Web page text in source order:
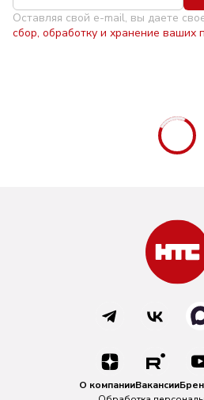
Оставляя свой e-mail, вы даете
сбор, обработку и хранение ваших
О компанииВакансии